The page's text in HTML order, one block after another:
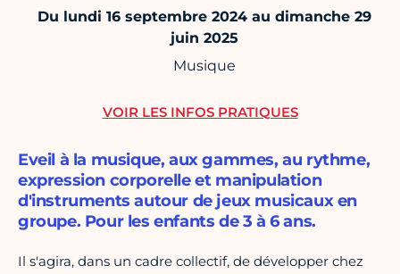
Du lundi 16 septembre 2024 au dimanche 29
juin 2025
Musique
Eveil à la musique, aux gammes, au rythme,
expression corporelle et manipulation
d'instruments autour de jeux musicaux en
groupe. Pour les enfants de 3 à 6 ans.
Il s'agira, dans un cadre collectif, de développer chez
VOIR LES INFOS PRATIQUES